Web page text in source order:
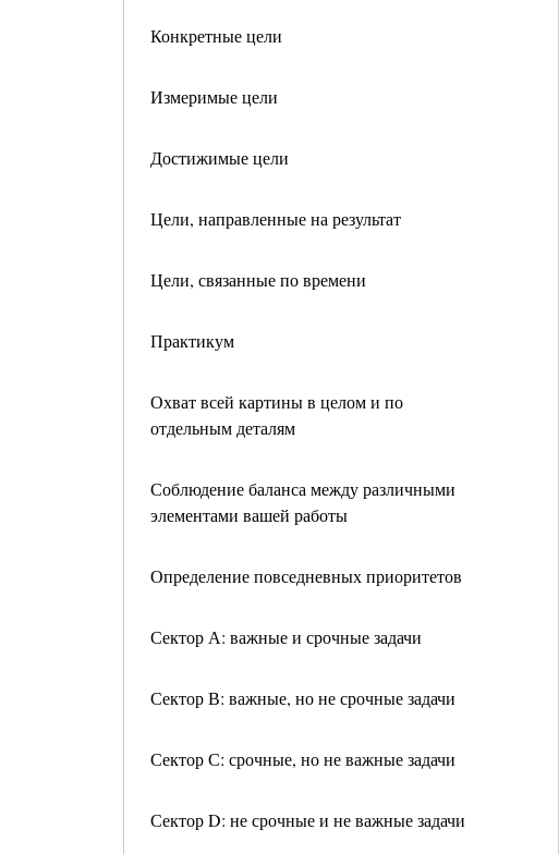
Конкретные цели
Измеримые цели
Достижимые цели
Цели, направленные на результат
Цели, связанные по времени
Практикум
Охват всей картины в целом и по
отдельным деталям
Соблюдение баланса между различными
элементами вашей работы
Определение повседневных приоритетов
Сектор А: важные и срочные задачи
Сектор В: важные, но не срочные задачи
Сектор С: срочные, но не важные задачи
Сектор D: не срочные и не важные задачи